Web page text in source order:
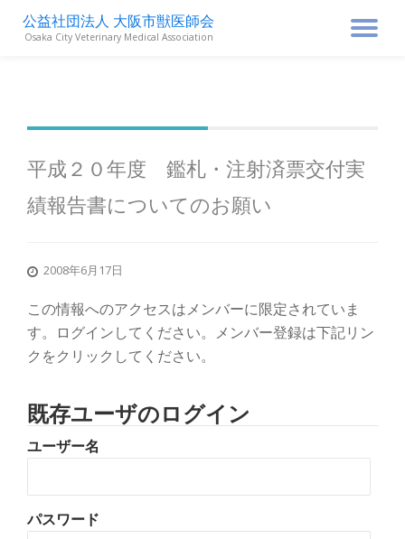
ナ
を
り
公益社団法人 大阪市獣医師会
Osaka City Veterinary Medical Association
平成２０年度 鑑札・注射済票交付実
績報告書についてのお願い
2008年6月17日
この情報へのアクセスはメンバーに限定されていま
す。ログインしてください。メンバー登録は下記リン
クをクリックしてください。
既存ユーザのログイン
ユーザー名
パスワード